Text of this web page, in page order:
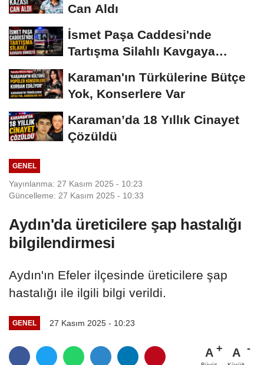
Can Aldı
İsmet Paşa Caddesi'nde
Tartışma Silahlı Kavgaya
Karaman'ın Türkülerine Bütçe
Yok, Konserlere Var
Karaman’da 18 Yıllık Cinayet
Çözüldü
GENEL
Yayınlanma: 27 Kasım 2025 - 10:23
Güncelleme: 27 Kasım 2025 - 10:33
Aydın'da üreticilere şap hastalığı
bilgilendirmesi
Aydın'ın Efeler ilçesinde üreticilere şap
hastalığı ile ilgili bilgi verildi.
GENEL 27 Kasım 2025 - 10:23
A A